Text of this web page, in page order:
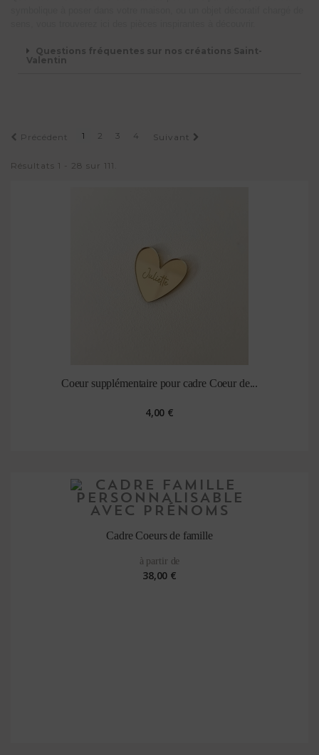
Questions fréquentes sur nos créations Saint-
Valentin
Précédent 1 2 3 4 Suivant
Résultats 1 - 28 sur 111.
Coeur supplémentaire pour cadre Coeur de...
4,00 €
Cadre Coeurs de famille
à partir de
38,00 €